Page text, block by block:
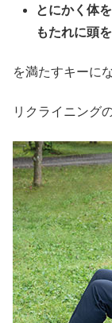
とにかく体
もたれに頭
を満たすキーに
リクライニング